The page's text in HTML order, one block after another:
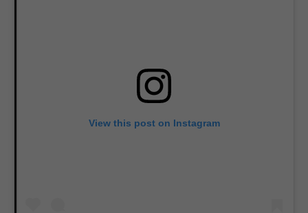
View this post on Instagram